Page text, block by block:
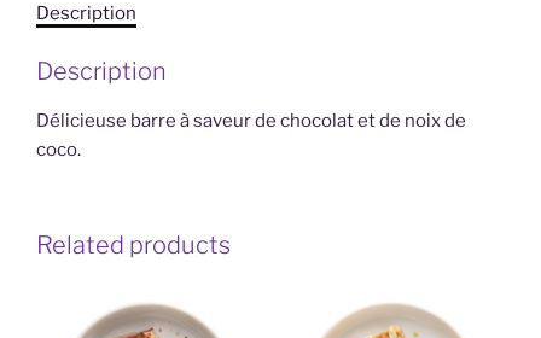
coco
1
contient
7
quantity
Description
Description
Délicieuse barre à saveur de chocolat et de noix de
coco.
Related products